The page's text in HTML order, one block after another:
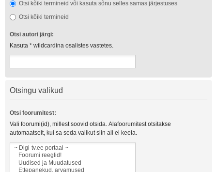
Otsi kõiki termineid või kasuta sõnu selles samas järjestuses
Otsi kõiki termineid
Otsi autori järgi:
Kasuta * wildcardina osalistes vastetes.
Otsingu valikud
Otsi foorumitest:
Vali foorumi(id), millest soovid otsida. Alafoorumitest otsitakse
automaatselt, kui sa seda valikut siin all ei keela.